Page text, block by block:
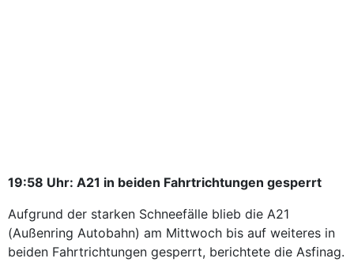
19:58 Uhr: A21 in beiden Fahrtrichtungen gesperrt
Aufgrund der starken Schneefälle blieb die A21
(Außenring Autobahn) am Mittwoch bis auf weiteres in
beiden Fahrtrichtungen gesperrt, berichtete die Asfinag.